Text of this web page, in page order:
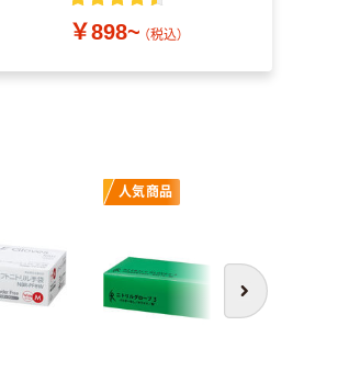
￥898~ （税込）
次へ
人気商品